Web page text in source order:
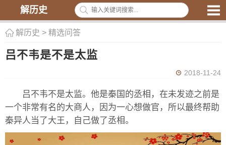
解历史
解历史 > 精选问答
吕不韦是不是太监
2018-11-24
吕不韦不是太监。他是秦国的丞相，在未发迹之前是
一个非常有名的大商人，因为一心想做官，所以最终帮助
秦异人当了大王，自己做了丞相。